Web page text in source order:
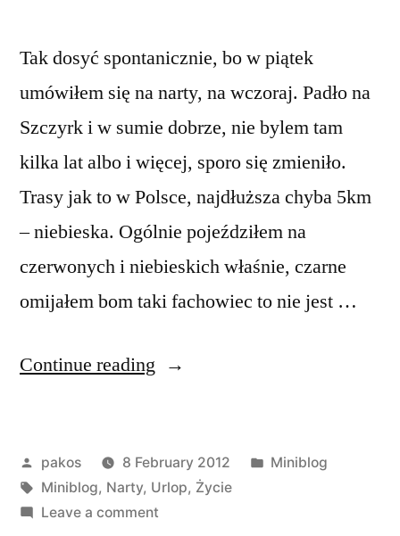
Tak dosyć spontanicznie, bo w piątek
umówiłem się na narty, na wczoraj. Padło na
Szczyrk i w sumie dobrze, nie bylem tam
kilka lat albo i więcej, sporo się zmieniło.
Trasy jak to w Polsce, najdłuższa chyba 5km
– niebieska. Ogólnie pojeździłem na
czerwonych i niebieskich właśnie, czarne
omijałem bom taki fachowiec to nie jest …
Continue reading “Szczyrk”
Posted
by
pakos 8 February 2012
Posted
Miniblog
Tags:
Miniblog, Narty, Urlop, Życie
Leave a commenton